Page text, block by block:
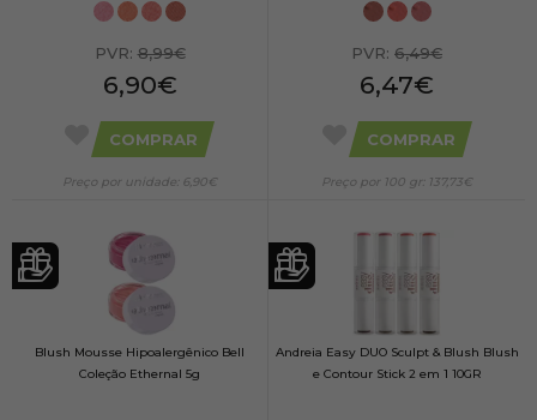
PVR:8,99€
6,90€
COMPRAR
Preço por unidade: 6,90€
PVR: 6,49€
6,47€
COMPRAR
Preço por 100 gr: 137,73€
Blush Mousse Hipoalergênico Bell
Coleção Ethernal 5g
Andreia Easy DUO Sculpt & Blush Blush
e Contour Stick 2 em 1 10GR